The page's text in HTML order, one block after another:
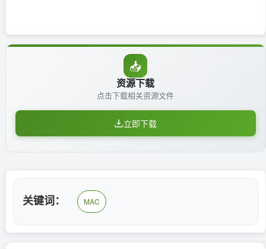
📥
资源下载
点击下载相关资源文件
立即下载
关键词： MAC